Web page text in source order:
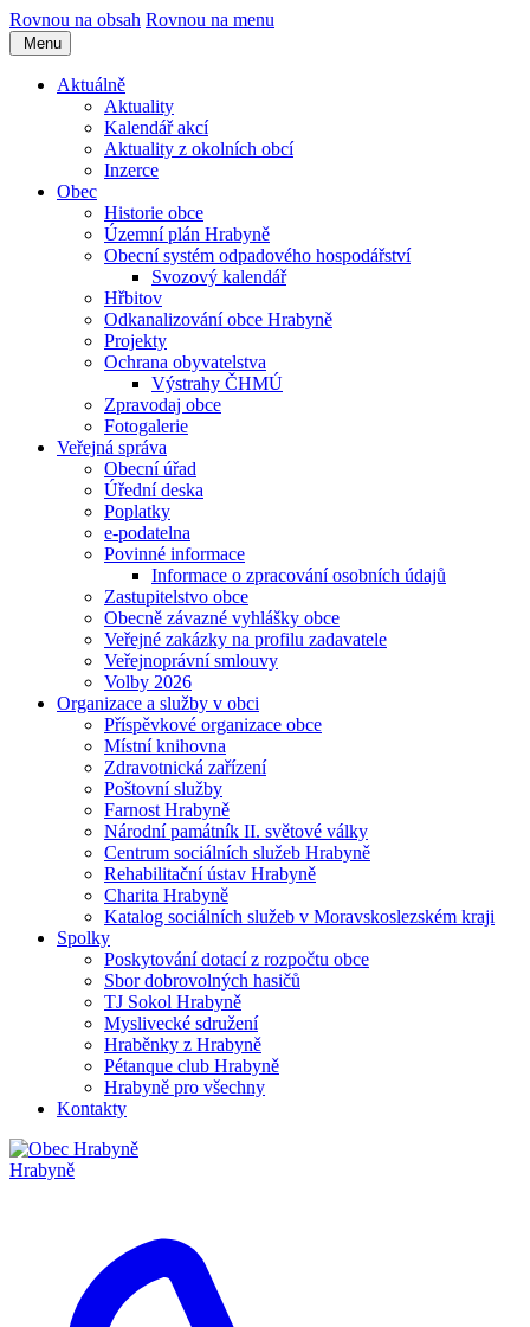
Rovnou na obsah Rovnou na menu
Menu
Aktuálně
Aktuality
Kalendář akcí
Aktuality z okolních obcí
Inzerce
Obec
Historie obce
Územní plán Hrabyně
Obecní systém odpadového hospodářství
Svozový kalendář
Hřbitov
Odkanalizování obce Hrabyně
Projekty
Ochrana obyvatelstva
Výstrahy ČHMÚ
Zpravodaj obce
Fotogalerie
Veřejná správa
Obecní úřad
Úřední deska
Poplatky
e-podatelna
Povinné informace
Informace o zpracování osobních údajů
Zastupitelstvo obce
Obecně závazné vyhlášky obce
Veřejné zakázky na profilu zadavatele
Veřejnoprávní smlouvy
Volby 2026
Organizace a služby v obci
Příspěvkové organizace obce
Místní knihovna
Zdravotnická zařízení
Poštovní služby
Farnost Hrabyně
Národní památník II. světové války
Centrum sociálních služeb Hrabyně
Rehabilitační ústav Hrabyně
Charita Hrabyně
Katalog sociálních služeb v Moravskoslezském kraji
Spolky
Poskytování dotací z rozpočtu obce
Sbor dobrovolných hasičů
TJ Sokol Hrabyně
Myslivecké sdružení
Hraběnky z Hrabyně
Pétanque club Hrabyně
Hrabyně pro všechny
Kontakty
Hrabyně